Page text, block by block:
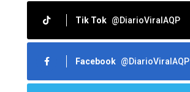
Tik Tok @DiarioViralAQP
Facebook @DiarioViralAQP